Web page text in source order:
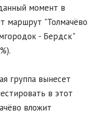
момент в
маршрут "Толмачёво
- Бердск"
группа вынесет
в этот
вложит